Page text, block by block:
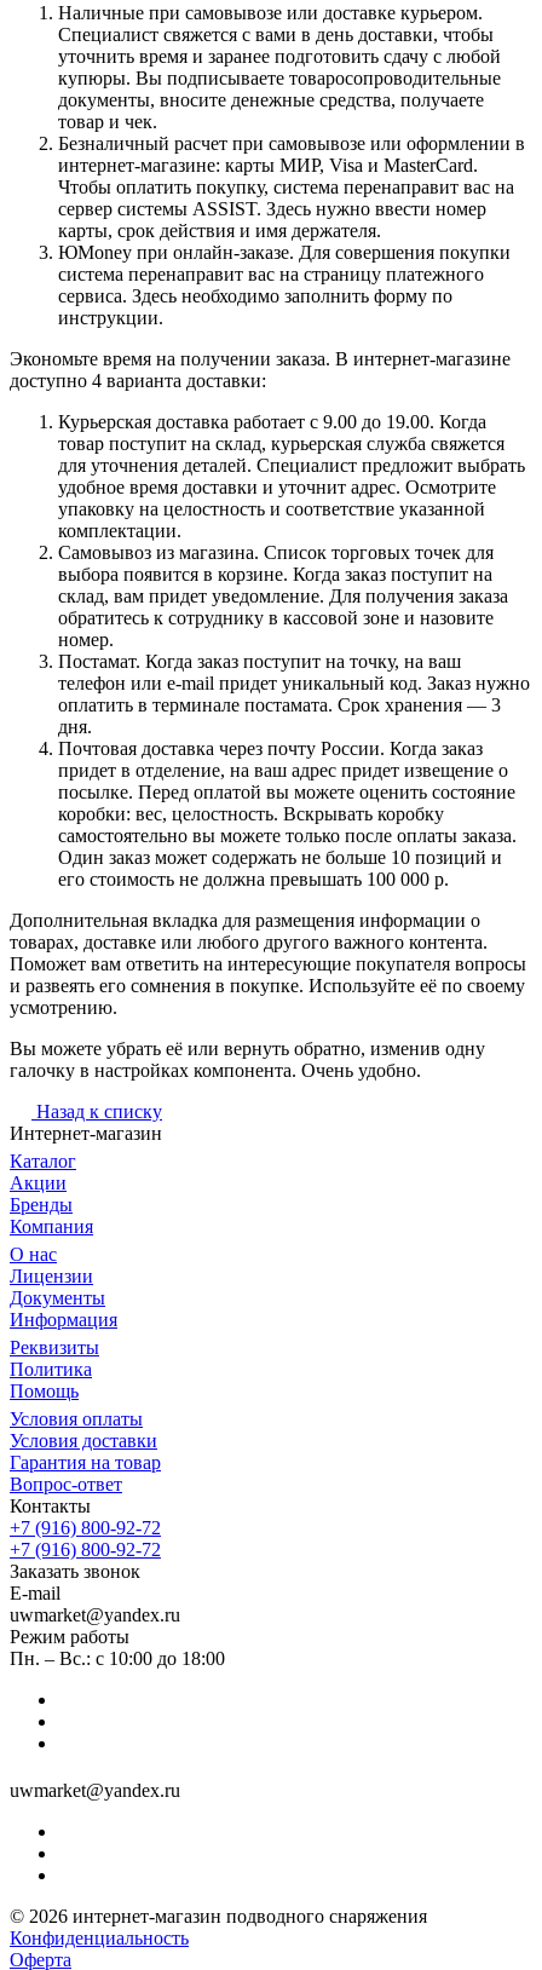
Наличные при самовывозе или доставке курьером.
Специалист свяжется с вами в день доставки, чтобы
уточнить время и заранее подготовить сдачу с любой
купюры. Вы подписываете товаросопроводительные
документы, вносите денежные средства, получаете
товар и чек.
Безналичный расчет при самовывозе или оформлении в
интернет-магазине: карты МИР, Visa и MasterCard.
Чтобы оплатить покупку, система перенаправит вас на
сервер системы ASSIST. Здесь нужно ввести номер
карты, срок действия и имя держателя.
ЮMoney при онлайн-заказе. Для совершения покупки
система перенаправит вас на страницу платежного
сервиса. Здесь необходимо заполнить форму по
инструкции.
Экономьте время на получении заказа. В интернет-магазине
доступно 4 варианта доставки:
Курьерская доставка работает с 9.00 до 19.00. Когда
товар поступит на склад, курьерская служба свяжется
для уточнения деталей. Специалист предложит выбрать
удобное время доставки и уточнит адрес. Осмотрите
упаковку на целостность и соответствие указанной
комплектации.
Самовывоз из магазина. Список торговых точек для
выбора появится в корзине. Когда заказ поступит на
склад, вам придет уведомление. Для получения заказа
обратитесь к сотруднику в кассовой зоне и назовите
номер.
Постамат. Когда заказ поступит на точку, на ваш
телефон или e-mail придет уникальный код. Заказ нужно
оплатить в терминале постамата. Срок хранения — 3
дня.
Почтовая доставка через почту России. Когда заказ
придет в отделение, на ваш адрес придет извещение о
посылке. Перед оплатой вы можете оценить состояние
коробки: вес, целостность. Вскрывать коробку
самостоятельно вы можете только после оплаты заказа.
Один заказ может содержать не больше 10 позиций и
его стоимость не должна превышать 100 000 р.
Дополнительная вкладка для размещения информации о
товарах, доставке или любого другого важного контента.
Поможет вам ответить на интересующие покупателя вопросы
и развеять его сомнения в покупке. Используйте её по своему
усмотрению.
Вы можете убрать её или вернуть обратно, изменив одну
галочку в настройках компонента. Очень удобно.
Назад к списку
Интернет-магазин
Каталог
Акции
Бренды
Компания
О нас
Лицензии
Документы
Информация
Реквизиты
Политика
Помощь
Условия оплаты
Условия доставки
Гарантия на товар
Вопрос-ответ
Контакты
+7 (916) 800-92-72
+7 (916) 800-92-72
Заказать звонок
E-mail
uwmarket@yandex.ru
Режим работы
Пн. – Вс.: с 10:00 до 18:00
uwmarket@yandex.ru
© 2026 интернет-магазин подводного снаряжения
Конфиденциальность
Оферта